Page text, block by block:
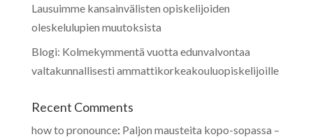
Lausuimme kansainvälisten opiskelijoiden
oleskelulupien muutoksista
Blogi: Kolmekymmentä vuotta edunvalvontaa
valtakunnallisesti ammattikorkeakouluopiskelijoille
Recent Comments
how to pronounce: Paljon mausteita kopo-sopassa –